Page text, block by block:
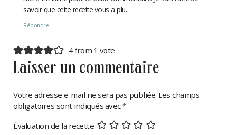
savoir que cette recette vous a plu.
Répondre
4 from 1 vote
laisser un commentaire
Votre adresse e-mail ne sera pas publiée. Les champs
obligatoires sont indiqués avec*
Évaluation de la recette